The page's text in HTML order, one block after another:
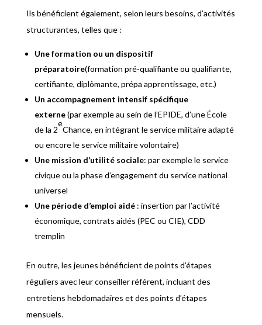
Ils bénéficient également, selon leurs besoins, d’activités
structurantes, telles que :
Une formation ou un dispositif
préparatoire(formation pré-qualifiante ou qualifiante,
certifiante, diplômante, prépa apprentissage, etc.)
Un accompagnement intensif spécifique
externe(par exemple au sein de l’EPIDE, d’une École
de la 2
e
Chance, en intégrant le service militaire adapté
ou encore le service militaire volontaire)
Une mission d’utilité sociale: par exemple le service
civique ou la phase d’engagement du service national
universel
Une période d’emploi aidé : insertion par l’activité
économique, contrats aidés (PEC ou CIE), CDD
tremplin
En outre, les jeunes bénéficient de points d’étapes
réguliers avec leur conseiller référent, incluant des
entretiens hebdomadaires et des points d’étapes
mensuels.